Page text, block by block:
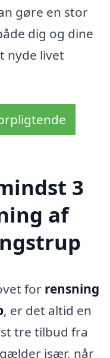
gøre en stor
dig og dine
nyde livet
3
af
for rensning
, er det altid en
tre tilbud fra
især, når